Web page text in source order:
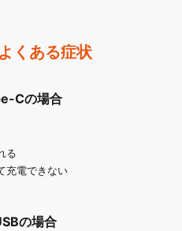
くある症状
Cの場合
る
充電できない
の場合